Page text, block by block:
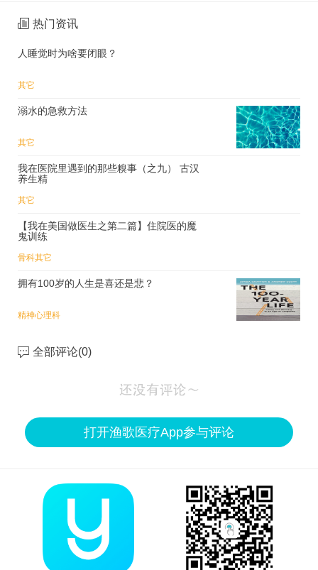
热门资讯
人睡觉时为啥要闭眼？
其它
溺水的急救方法
其它
我在医院里遇到的那些糗事（之九） 古汉
养生精
其它
【我在美国做医生之第二篇】住院医的魔
鬼训练
骨科其它
拥有100岁的人生是喜还是悲？
精神心理科
全部评论(0)
打开渔歌医疗App参与评论